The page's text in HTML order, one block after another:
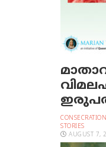
STORIES
AUGUST 7,